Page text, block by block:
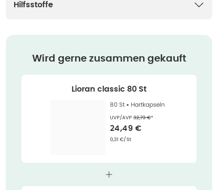
Hilfsstoffe
Wird gerne zusammen gekauft
Lioran classic 80 St
80 St • Hartkapseln
UVP/AVPEhemaliger Preis (U V P)
32,73 €*
Verkaufspreis
24,49 €
Grundpreis
0,31 €/St